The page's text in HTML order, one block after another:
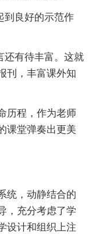
到良好的示范作
还有待丰富。这就
刊，丰富课外知
历程，作为老师
课堂弹奏出更美
统，动静结合的
，充分考虑了学
设计和组织上注